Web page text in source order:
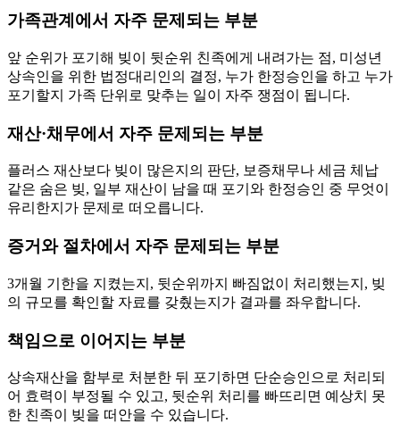
가족관계에서 자주 문제되는 부분
앞 순위가 포기해 빚이 뒷순위 친족에게 내려가는 점, 미성년
상속인을 위한 법정대리인의 결정, 누가 한정승인을 하고 누가
포기할지 가족 단위로 맞추는 일이 자주 쟁점이 됩니다.
재산·채무에서 자주 문제되는 부분
플러스 재산보다 빚이 많은지의 판단, 보증채무나 세금 체납
같은 숨은 빚, 일부 재산이 남을 때 포기와 한정승인 중 무엇이
유리한지가 문제로 떠오릅니다.
증거와 절차에서 자주 문제되는 부분
3개월 기한을 지켰는지, 뒷순위까지 빠짐없이 처리했는지, 빚
의 규모를 확인할 자료를 갖췄는지가 결과를 좌우합니다.
책임으로 이어지는 부분
상속재산을 함부로 처분한 뒤 포기하면 단순승인으로 처리되
어 효력이 부정될 수 있고, 뒷순위 처리를 빠뜨리면 예상치 못
한 친족이 빚을 떠안을 수 있습니다.